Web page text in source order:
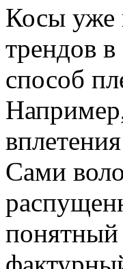
Косы уже
трендов
способ
Сами
понятный